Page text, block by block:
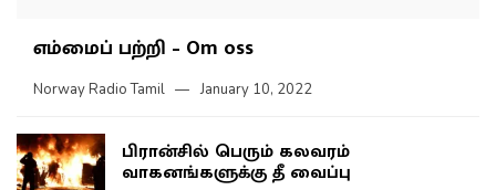
எம்மைப் பற்றி – Om oss
Norway Radio Tamil January 10, 2022
பிரான்சில் பெரும் கலவரம்
வாகனங்களுக்கு தீ வைப்பு